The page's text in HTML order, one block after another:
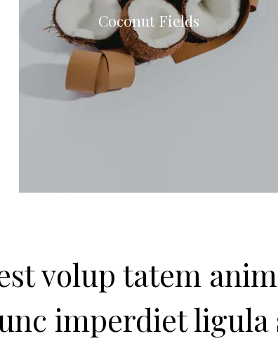
Coconut Fields
volup tatem
imperdiet